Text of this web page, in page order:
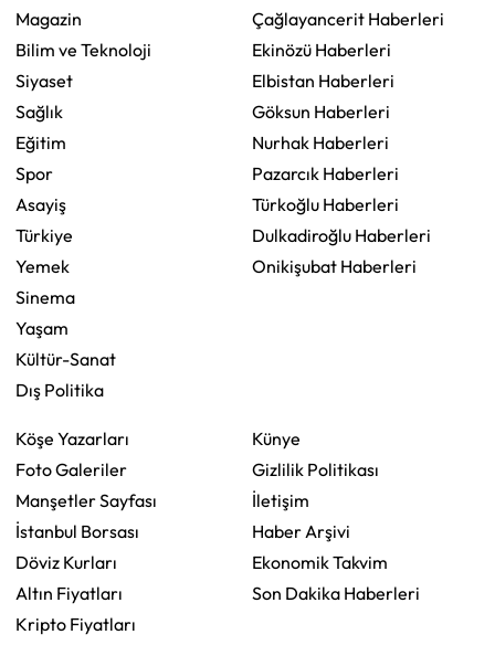
Magazin
Bilim ve Teknoloji
Siyaset
Sağlık
Eğitim
Spor
Asayiş
Türkiye
Yemek
Sinema
Yaşam
Kültür-Sanat
Dış Politika
Çağlayancerit Haberleri
Ekinözü Haberleri
Elbistan Haberleri
Göksun Haberleri
Nurhak Haberleri
Pazarcık Haberleri
Türkoğlu Haberleri
Dulkadiroğlu Haberleri
Onikişubat Haberleri
Köşe Yazarları
Foto Galeriler
Manşetler Sayfası
İstanbul Borsası
Döviz Kurları
Altın Fiyatları
Kripto Fiyatları
Künye
Gizlilik Politikası
İletişim
Haber Arşivi
Ekonomik Takvim
Son Dakika Haberleri